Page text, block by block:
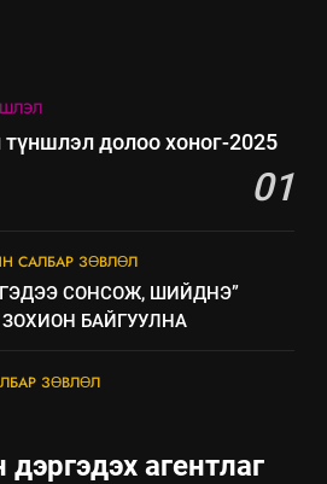
түншлэл долоо хоног-2025
01
САЛБАР ЗӨВЛӨЛ
СОНСОЖ, ШИЙДНЭ”
БАЙГУУЛНА
ЗӨВЛӨЛ
агентлаг
тайланд хийсэн
дүгнэлт
Үйл ажиллагаандаа мөрдөж
байгаа хууль тогтоомж
байгаа үйл ажиллагаа,